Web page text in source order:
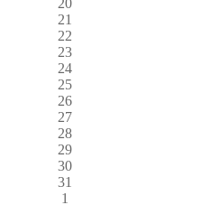
21
22
23
24
25
26
27
28
29
30
31
1